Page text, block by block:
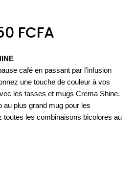
FCFA
café en passant par l’infusion
une touche de couleur à vos
les tasses et mugs Crema Shine.
au plus grand mug pour les
toutes les combinaisons bicolores au